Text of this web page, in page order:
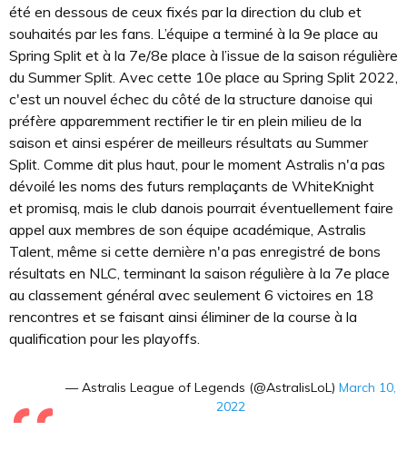
été en dessous de ceux fixés par la direction du club et
souhaités par les fans. L’équipe a terminé à la 9e place au
Spring Split et à la 7e/8e place à l’issue de la saison régulière
du Summer Split. Avec cette 10e place au Spring Split 2022,
c'est un nouvel échec du côté de la structure danoise qui
préfère apparemment rectifier le tir en plein milieu de la
saison et ainsi espérer de meilleurs résultats au Summer
Split. Comme dit plus haut, pour le moment Astralis n'a pas
dévoilé les noms des futurs remplaçants de WhiteKnight
et promisq, mais le club danois pourrait éventuellement faire
appel aux membres de son équipe académique, Astralis
Talent, même si cette dernière n'a pas enregistré de bons
résultats en NLC, terminant la saison régulière à la 7e place
au classement général avec seulement 6 victoires en 18
rencontres et se faisant ainsi éliminer de la course à la
qualification pour les playoffs.
— Astralis League of Legends (@AstralisLoL) March 10,
2022